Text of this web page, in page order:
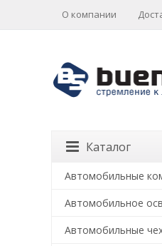
О компании
Каталог
Автомобильные
Автомобильное
Автомобильные